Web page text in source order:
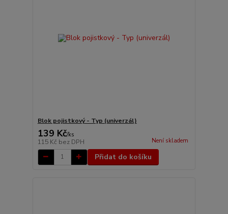
Blok pojistkový - Typ (univerzál)
139 Kč/ks
115 Kč bez DPH Není skladem
Přidat do košíku